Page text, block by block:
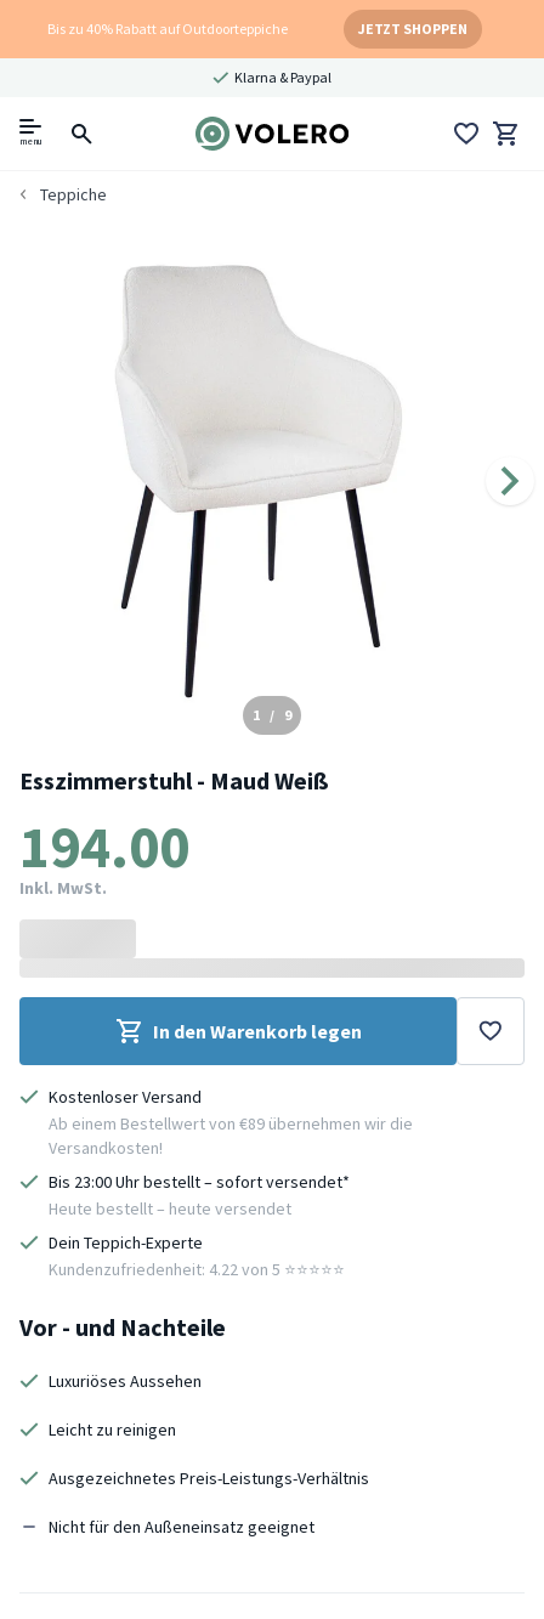
Bis zu 40% Rabatt auf Outdoorteppiche JETZT SHOPPEN
Klarna & Paypal
menu
Teppiche
1 / 9
Esszimmerstuhl - Maud Weiß
194.00
Inkl. MwSt.
In den Warenkorb legen
Kostenloser Versand
Ab einem Bestellwert von €89 übernehmen wir die
Versandkosten!
Bis 23:00 Uhr bestellt – sofort versendet*
Heute bestellt – heute versendet
Dein Teppich-Experte
Kundenzufriedenheit: 4.22 von 5 ⭐️⭐️⭐️⭐️⭐️
Vor - und Nachteile
Luxuriöses Aussehen
Leicht zu reinigen
Ausgezeichnetes Preis-Leistungs-Verhältnis
Nicht für den Außeneinsatz geeignet